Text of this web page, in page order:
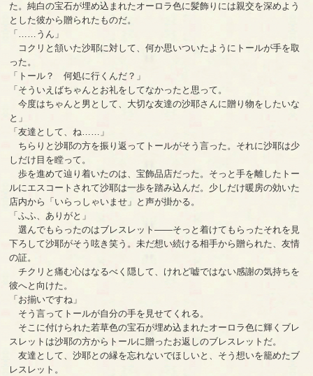
た。純白の宝石が埋め込まれたオーロラ色に髪飾りには親交を深めよう
とした彼から贈られたものだ。
「……うん」
コクリと頷いた沙耶に対して、何か思いついたようにトールが手を取
った。
「トール？ 何処に行くんだ？」
「そういえばちゃんとお礼をしてなかったと思って。
今度はちゃんと男として、大切な友達の沙耶さんに贈り物をしたいな
と」
「友達として、ね……」
ちらりと沙耶の方を振り返ってトールがそう言った。それに沙耶は少
しだけ目を瞠って。
歩を進めて辿り着いたのは、宝飾品店だった。そっと手を離したトー
ルにエスコートされて沙耶は一歩を踏み込んだ。少しだけ暖房の効いた
店内から「いらっしゃいませ」と声が掛かる。
「ふふ、ありがと」
選んでもらったのはブレスレット――そっと着けてもらったそれを見
下ろして沙耶がそう呟き笑う。未だ想い続ける相手から贈られた、友情
の証。
チクリと痛む心はなるべく隠して、けれど嘘ではない感謝の気持ちを
彼へと向けた。
「お揃いですね」
そう言ってトールが自分の手を見せてくれる。
そこに付けられた若草色の宝石が埋め込まれたオーロラ色に輝くブレ
スレットは沙耶の方からトールに贈ったお返しのブレスレットだ。
友達として、沙耶との縁を忘れないでほしいと、そう想いを籠めたブ
レスレット。